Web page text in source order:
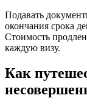
Подавать
окончания срока
Стоимость
каждую визу.
Как